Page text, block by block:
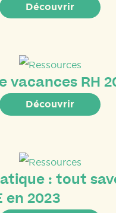
Découvrir
vacances RH
Découvrir
: tout
en 2023